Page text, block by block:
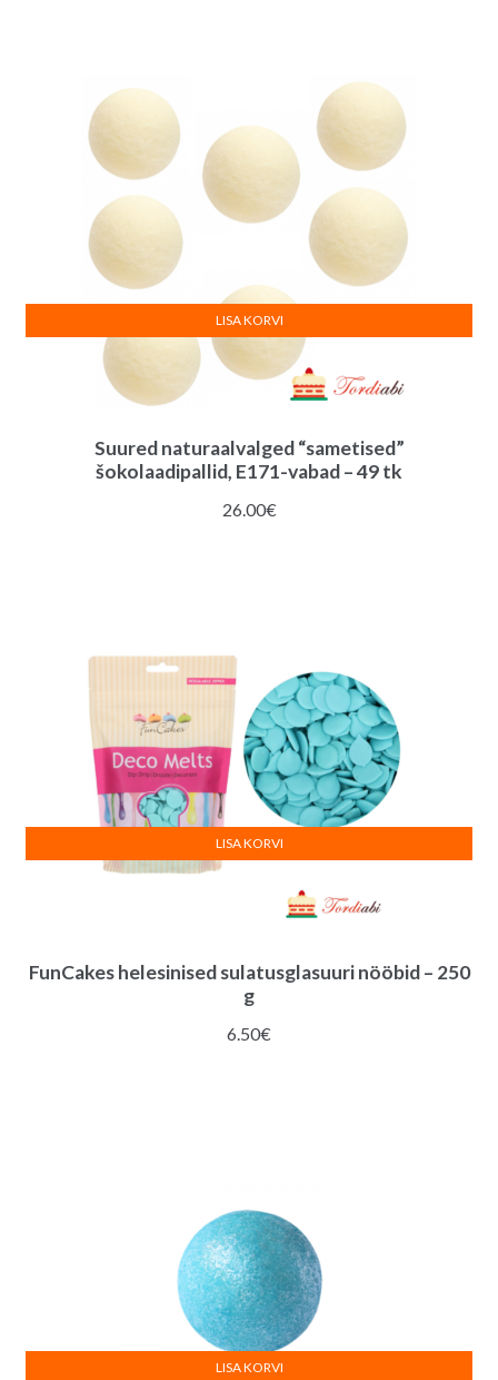
Suured naturaalvalged “sametised”
šokolaadipallid, E171-vabad – 49 tk
26.00€
LISA KORVI
FunCakes helesinised sulatusglasuuri nööbid – 250
g
6.50€
LISA KORVI
LISA KORVI